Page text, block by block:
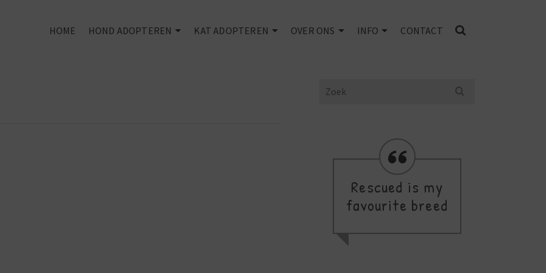
HOME HOND ADOPTEREN KAT ADOPTEREN OVER ONS INFO CONTACT
Search
Rescued is my
favourite breed